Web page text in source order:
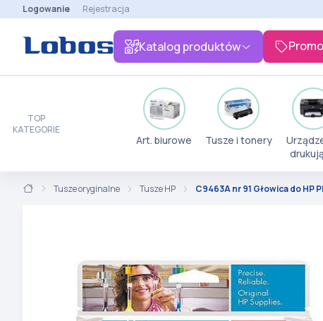
Logowanie Rejestracja
Katalog produktów
TOP
KATEGORIE
Art. biurowe Tusze i tonery
Tusze oryginalne Tusze HP C9463A nr 91 Głowica do HP